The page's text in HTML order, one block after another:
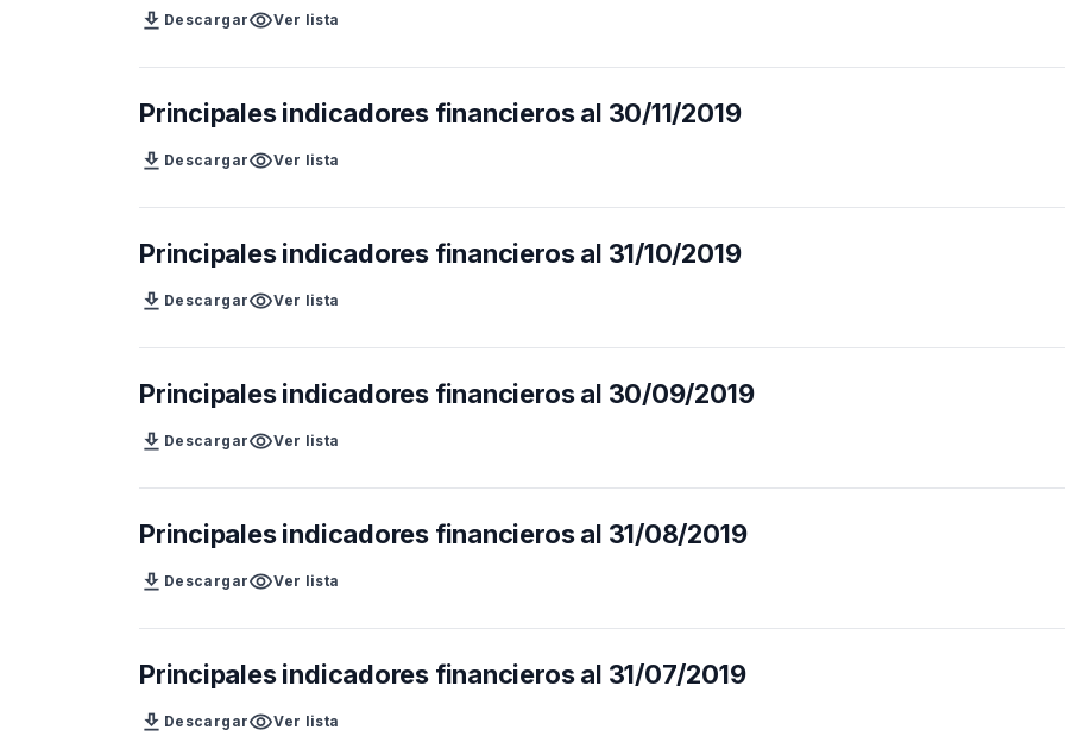
download DescargarvisibilityVer lista
Principales indicadores financieros al 30/11/2019
download DescargarvisibilityVer lista
Principales indicadores financieros al 31/10/2019
download DescargarvisibilityVer lista
Principales indicadores financieros al 30/09/2019
download DescargarvisibilityVer lista
Principales indicadores financieros al 31/08/2019
download DescargarvisibilityVer lista
Principales indicadores financieros al 31/07/2019
download DescargarvisibilityVer lista